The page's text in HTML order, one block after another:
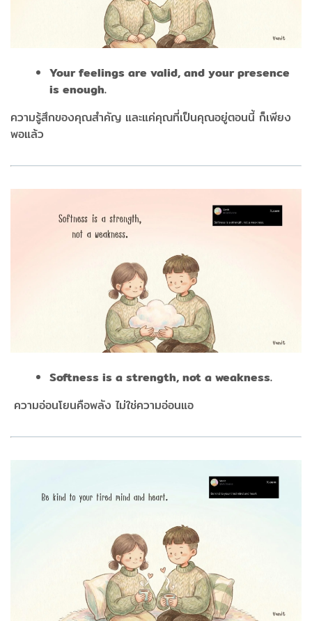
Your feelings are valid, and your presence
is enough.
ความรู้สึกของคุณสำคัญ และแค่คุณที่เป็นคุณอยู่ตอนนี้ ก็เพียง
พอแล้ว
Softness is a strength, not a weakness.
ความอ่อนโยนคือพลัง ไม่ใช่ความอ่อนแอ